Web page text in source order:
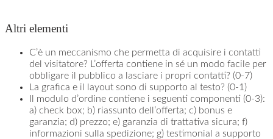
Altri elementi
C’è un meccanismo che permetta di acquisire i contatti
del visitatore? L’offerta contiene in sé un modo facile per
obbligare il pubblico a lasciare i propri contatti? (0-7)
La grafica e il layout sono di supporto al testo? (0-1)
Il modulo d’ordine contiene i seguenti componenti (0-3):
a) check box; b) riassunto dell’offerta; c) bonus e
garanzia; d) prezzo; e) garanzia di trattativa sicura; f)
informazioni sulla spedizione; g) testimonial a supporto